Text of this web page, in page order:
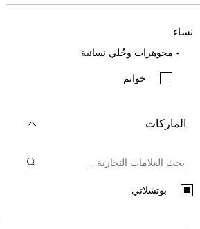
نساء
مجوهرات وحُلي نسائية
خواتم
الماركات
بوتشلاتي